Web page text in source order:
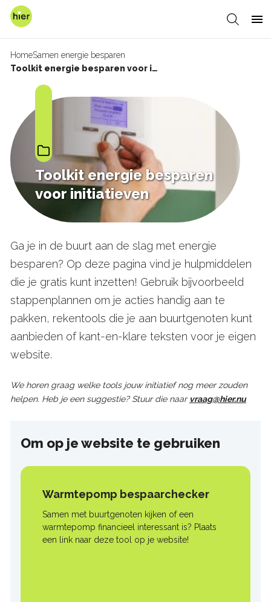
Overslaan
Zoeken
Kruimelpad
HomeSamen energie besparen
Toolkit energie besparen voor initiatieven
Toolkit energie besparen
voor initiatieven
Ga je in de buurt aan de slag met energie
besparen? Op deze pagina vind je hulpmiddelen
die je gratis kunt inzetten! Gebruik bijvoorbeeld
stappenplannen om je acties handig aan te
pakken, rekentools die je aan buurtgenoten kunt
aanbieden of kant-en-klare teksten voor je eigen
website.
We horen graag welke tools jouw initiatief nog meer zouden
helpen. Heb je een suggestie? Stuur die naar vraag@hier.nu
Om op je website te gebruiken
Warmtepomp bespaarchecker
Samen met buurtgenoten kijken of een
warmtepomp financieel interessant is? Plaats
een link naar deze tool op je website!